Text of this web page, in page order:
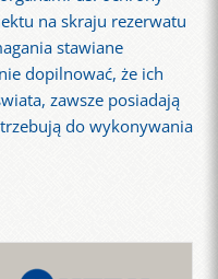
na skraju rezerwatu
stawiane
dopilnować, że ich
zawsze posiadają
do wykonywania